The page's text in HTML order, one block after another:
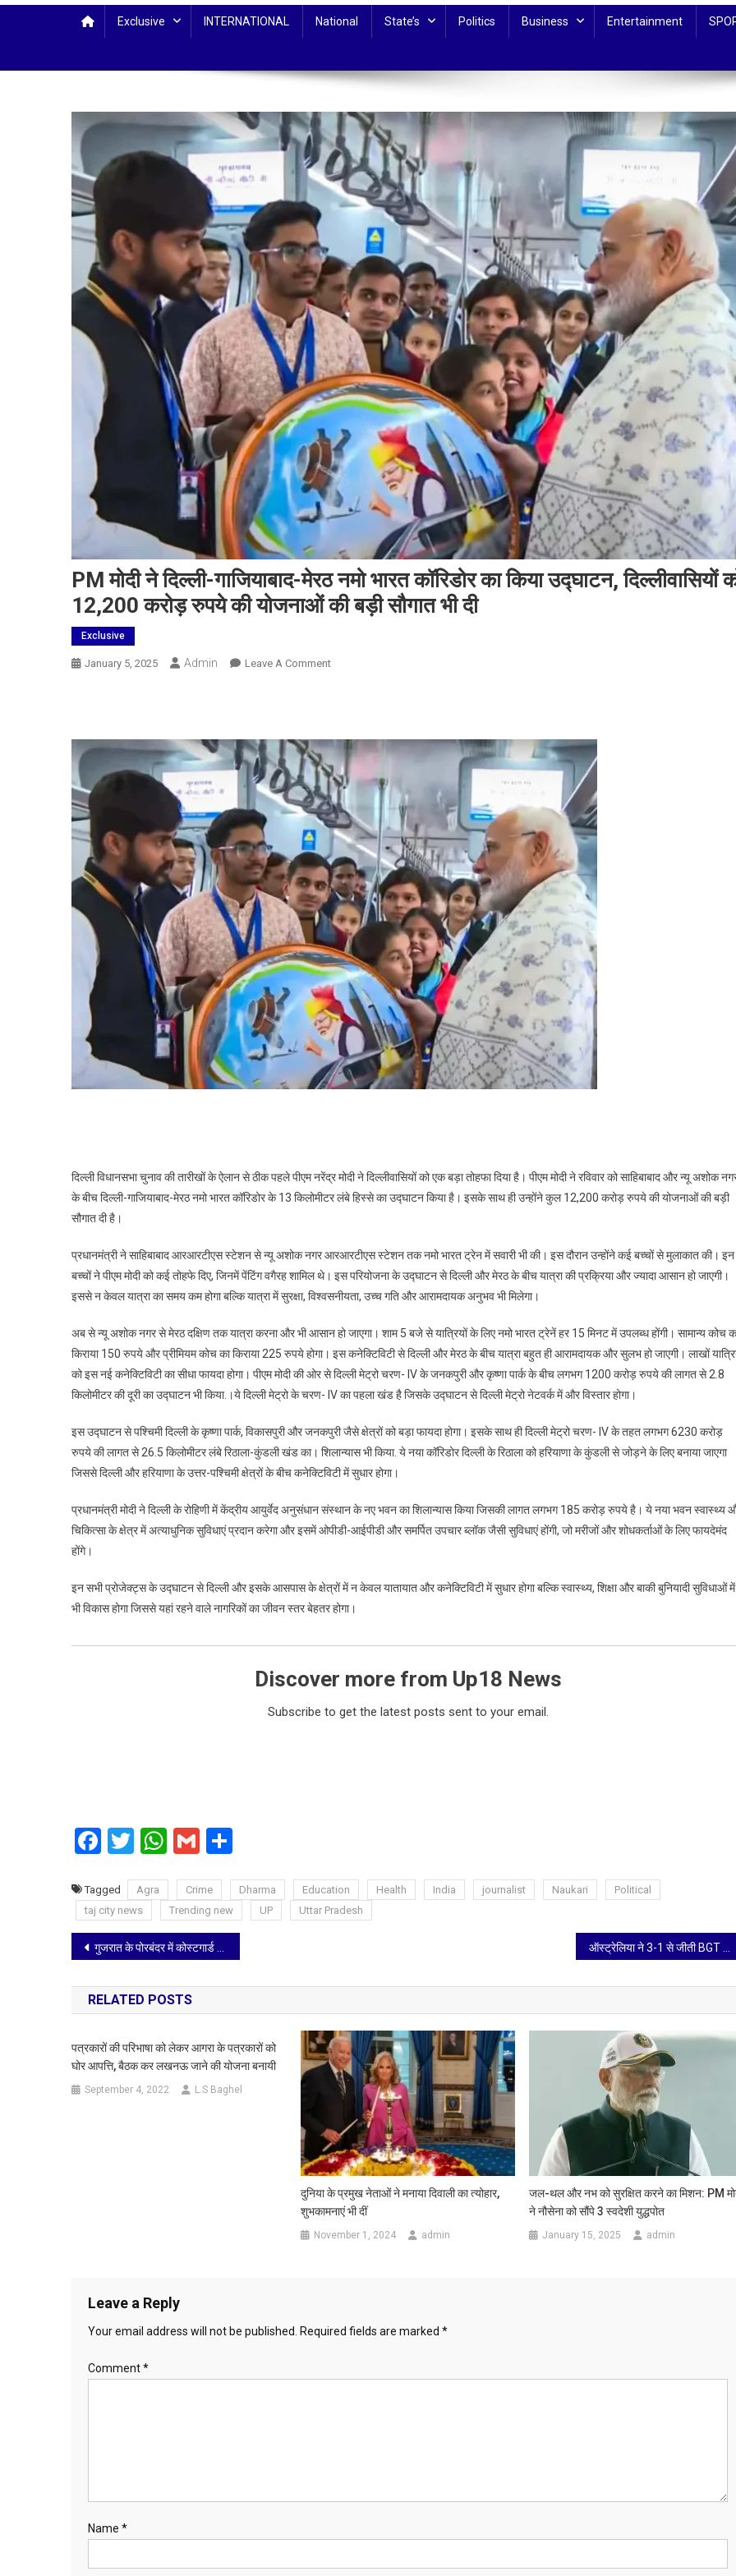
Exclusive INTERNATIONAL National State’s Politics Business Entertainment
PM मोदी ने दिल्ली-गाजियाबाद-मेरठ नमो भारत कॉरिडोर का किया उद्घाटन, दिल्लीवासियों
12,200 करोड़ रुपये की योजनाओं की बड़ी सौगात भी दी
Exclusive
January 5, 2025 Admin Leave A CommentOn
दिल्ली-
गाजियाबाद-
मेरठ
नमो
भारत
कॉरिडोर
किया
उद्घाटन,
दिल्लीवासियों
को
12,200
करोड़
रुपये
की
योजनाओं
की
बड़ी
सौगात
दिल्ली विधानसभा चुनाव की तारीखों के ऐलान से ठीक पहले पीएम नरेंद्र मोदी ने दिल्लीवासियों को एक बड़ा तोहफा दिया है। पीएम मोदी ने रविवार को साहिबाबाद और न्यू अशोक
के बीच दिल्ली-गाजियाबाद-मेरठ नमो भारत कॉरिडोर के 13 किलोमीटर लंबे हिस्से का उद्घाटन किया है। इसके साथ ही उन्होंने कुल 12,200 करोड़ रुपये की योजनाओं की बड़ी
सौगात दी है।
प्रधानमंत्री ने साहिबाबाद आरआरटीएस स्टेशन से न्यू अशोक नगर आरआरटीएस स्टेशन तक नमो भारत ट्रेन में सवारी भी की। इस दौरान उन्होंने कई बच्चों से मुलाकात की। इन
बच्चों ने पीएम मोदी को कई तोहफे दिए, जिनमें पेंटिंग वगैरह शामिल थे। इस परियोजना के उद्घाटन से दिल्ली और मेरठ के बीच यात्रा की प्रक्रिया और ज्यादा आसान हो जाएगी।
इससे न केवल यात्रा का समय कम होगा बल्कि यात्रा में सुरक्षा, विश्वसनीयता, उच्च गति और आरामदायक अनुभव भी मिलेगा।
अब से न्यू अशोक नगर से मेरठ दक्षिण तक यात्रा करना और भी आसान हो जाएगा। शाम 5 बजे से यात्रियों के लिए नमो भारत ट्रेनें हर 15 मिनट में उपलब्ध होंगी। सामान्य कोच
किराया 150 रुपये और प्रीमियम कोच का किराया 225 रुपये होगा। इस कनेक्टिविटी से दिल्ली और मेरठ के बीच यात्रा बहुत ही आरामदायक और सुलभ हो जाएगी। लाखों
को इस नई कनेक्टिविटी का सीधा फायदा होगा। पीएम मोदी की ओर से दिल्ली मेट्रो चरण- IV के जनकपुरी और कृष्णा पार्क के बीच लगभग 1200 करोड़ रुपये की लागत से 2.8
किलोमीटर की दूरी का उद्घाटन भी किया.।ये दिल्ली मेट्रो के चरण- IV का पहला खंड है जिसके उद्घाटन से दिल्ली मेट्रो नेटवर्क में और विस्तार होगा।
इस उद्घाटन से पश्चिमी दिल्ली के कृष्णा पार्क, विकासपुरी और जनकपुरी जैसे क्षेत्रों को बड़ा फायदा होगा। इसके साथ ही दिल्ली मेट्रो चरण- IV के तहत लगभग 6230 करोड़
रुपये की लागत से 26.5 किलोमीटर लंबे रिठाला-कुंडली खंड का। शिलान्यास भी किया. ये नया कॉरिडोर दिल्ली के रिठाला को हरियाणा के कुंडली से जोड़ने के लिए बनाया जाएगा
जिससे दिल्ली और हरियाणा के उत्तर-पश्चिमी क्षेत्रों के बीच कनेक्टिविटी में सुधार होगा।
प्रधानमंत्री मोदी ने दिल्ली के रोहिणी में केंद्रीय आयुर्वेद अनुसंधान संस्थान के नए भवन का शिलान्यास किया जिसकी लागत लगभग 185 करोड़ रुपये है। ये नया भवन स्वास्थ्य
चिकित्सा के क्षेत्र में अत्याधुनिक सुविधाएं प्रदान करेगा और इसमें ओपीडी-आईपीडी और समर्पित उपचार ब्लॉक जैसी सुविधाएं होंगी, जो मरीजों और शोधकर्ताओं के लिए फायदेमंद
होंगे।
इन सभी प्रोजेक्ट्स के उद्घाटन से दिल्ली और इसके आसपास के क्षेत्रों में न केवल यातायात और कनेक्टिविटी में सुधार होगा बल्कि स्वास्थ्य, शिक्षा और बाकी बुनियादी सुविधाओं में
भी विकास होगा जिससे यहां रहने वाले नागरिकों का जीवन स्तर बेहतर होगा।
Discover more from Up18 News
Subscribe to get the latest posts sent to your email.
Facebook
Twitter
WhatsApp
Gmail
Tagged Agra Crime Dharma Education Health India journalist Naukari
Political
taj city news
Trending new UP Uttar Pradesh
Post
navigation
गुजरात के पोरबंदर में कोस्टगार्ड का हेलिकॉप्टर रूटीन ट्रेनिंग के दौरान क्रैश, तीन लोगों की मौत
RELATED POSTS
पत्रकारों की परिभाषा को लेकर आगरा के पत्रकारों को
घोर आपत्ति, बैठक कर लखनऊ जाने की योजना बनायी
September 4, 2022 L.S Baghel
दुनिया के प्रमुख नेताओं ने मनाया दिवाली का त्योहार,
शुभकामनाएं भी दीं
November 1, 2024 admin
जल-थल और नभ को सुरक्षित करने का मिशन: PM
ने नौसेना को सौंपे 3 स्वदेशी युद्धपोत
January 15, 2025 admin
Leave a Reply
Your email address will not be published. Required fields are marked *
Comment*
Name *